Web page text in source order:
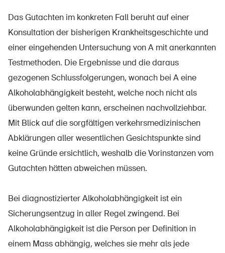
Das Gutachten im konkreten Fall beruht auf einer
Konsultation der bisherigen Krankheitsgeschichte und
einer eingehenden Untersuchung von A mit anerkannten
Testmethoden. Die Ergebnisse und die daraus
gezogenen Schlussfolgerungen, wonach bei A eine
Alkoholabhängigkeit besteht, welche noch nicht als
überwunden gelten kann, erscheinen nachvollziehbar.
Mit Blick auf die sorgfältigen verkehrsmedizinischen
Abklärungen aller wesentlichen Gesichtspunkte sind
keine Gründe ersichtlich, weshalb die Vorinstanzen vom
Gutachten hätten abweichen müssen.
Bei diagnostizierter Alkoholabhängigkeit ist ein
Sicherungsentzug in aller Regel zwingend. Bei
Alkoholabhängigkeit ist die Person per Definition in
einem Mass abhängig, welches sie mehr als jede